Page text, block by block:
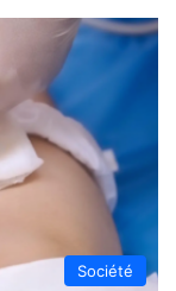
Société